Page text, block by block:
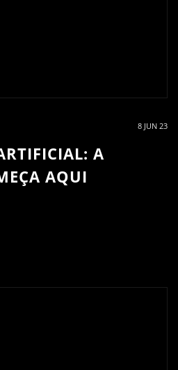
8 JUN 23
A
AQUI